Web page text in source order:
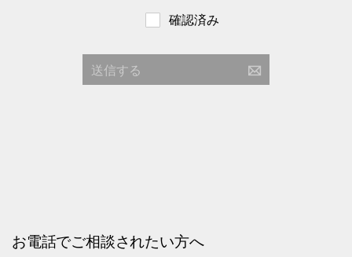
確認済み
お電話でご相談されたい方へ